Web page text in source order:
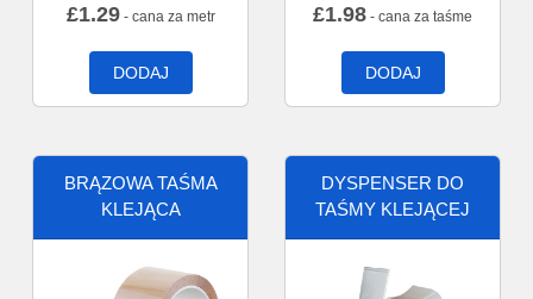
£1.29- cana za metr
DODAJ
£1.98 - cana za taśme
DODAJ
BRĄZOWA TAŚMA
KLEJĄCA
DYSPENSER DO
TAŚMY KLEJĄCEJ